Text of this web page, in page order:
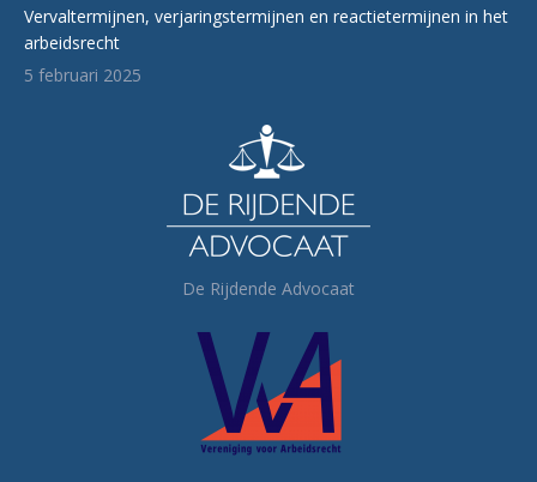
Vervaltermijnen, verjaringstermijnen en reactietermijnen in het
arbeidsrecht
5 februari 2025
De Rijdende Advocaat